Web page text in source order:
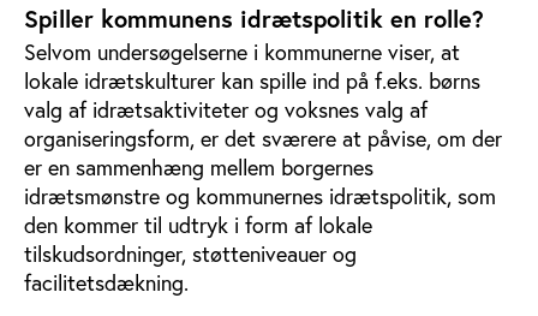
Spiller kommunens idrætspolitik en rolle?
Selvom undersøgelserne i kommunerne viser, at
lokale idrætskulturer kan spille ind på f.eks. børns
valg af idrætsaktiviteter og voksnes valg af
organiseringsform, er det sværere at påvise, om der
er en sammenhæng mellem borgernes
idrætsmønstre og kommunernes idrætspolitik, som
den kommer til udtryk i form af lokale
tilskudsordninger, støtteniveauer og
facilitetsdækning.